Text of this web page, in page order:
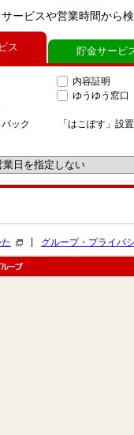
ービスや営業時間から検
ス
ック
内容証明
ゆうゆう窓口
「はこぽす」設
貯金サービ
グループ・プライバ